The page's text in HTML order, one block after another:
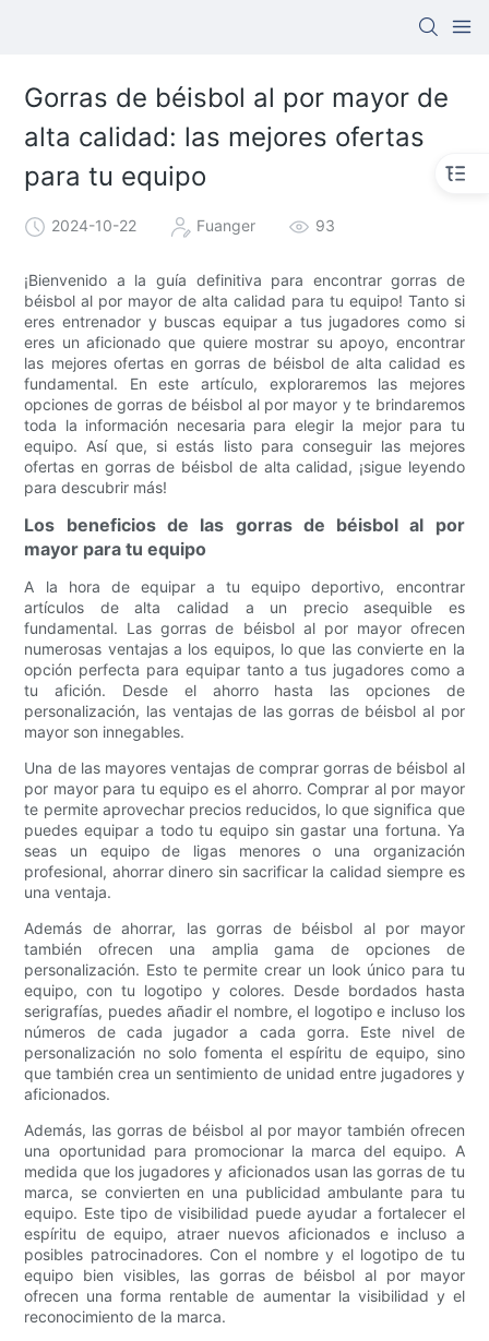
Gorras de béisbol al por mayor de
alta calidad: las mejores ofertas
para tu equipo
2024-10-22 Fuanger 93
¡Bienvenido a la guía definitiva para encontrar gorras de
béisbol al por mayor de alta calidad para tu equipo! Tanto si
eres entrenador y buscas equipar a tus jugadores como si
eres un aficionado que quiere mostrar su apoyo, encontrar
las mejores ofertas en gorras de béisbol de alta calidad es
fundamental. En este artículo, exploraremos las mejores
opciones de gorras de béisbol al por mayor y te brindaremos
toda la información necesaria para elegir la mejor para tu
equipo. Así que, si estás listo para conseguir las mejores
ofertas en gorras de béisbol de alta calidad, ¡sigue leyendo
para descubrir más!
Los beneficios de las gorras de béisbol al por
mayor para tu equipo
A la hora de equipar a tu equipo deportivo, encontrar
artículos de alta calidad a un precio asequible es
fundamental. Las gorras de béisbol al por mayor ofrecen
numerosas ventajas a los equipos, lo que las convierte en la
opción perfecta para equipar tanto a tus jugadores como a
tu afición. Desde el ahorro hasta las opciones de
personalización, las ventajas de las gorras de béisbol al por
mayor son innegables.
Una de las mayores ventajas de comprar gorras de béisbol al
por mayor para tu equipo es el ahorro. Comprar al por mayor
te permite aprovechar precios reducidos, lo que significa que
puedes equipar a todo tu equipo sin gastar una fortuna. Ya
seas un equipo de ligas menores o una organización
profesional, ahorrar dinero sin sacrificar la calidad siempre es
una ventaja.
Además de ahorrar, las gorras de béisbol al por mayor
también ofrecen una amplia gama de opciones de
personalización. Esto te permite crear un look único para tu
equipo, con tu logotipo y colores. Desde bordados hasta
serigrafías, puedes añadir el nombre, el logotipo e incluso los
números de cada jugador a cada gorra. Este nivel de
personalización no solo fomenta el espíritu de equipo, sino
que también crea un sentimiento de unidad entre jugadores y
aficionados.
Además, las gorras de béisbol al por mayor también ofrecen
una oportunidad para promocionar la marca del equipo. A
medida que los jugadores y aficionados usan las gorras de tu
marca, se convierten en una publicidad ambulante para tu
equipo. Este tipo de visibilidad puede ayudar a fortalecer el
espíritu de equipo, atraer nuevos aficionados e incluso a
posibles patrocinadores. Con el nombre y el logotipo de tu
equipo bien visibles, las gorras de béisbol al por mayor
ofrecen una forma rentable de aumentar la visibilidad y el
reconocimiento de la marca.